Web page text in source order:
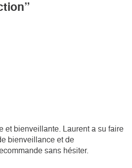
et bienveillante. Laurent a su faire
bienveillance et de
sans hésiter.